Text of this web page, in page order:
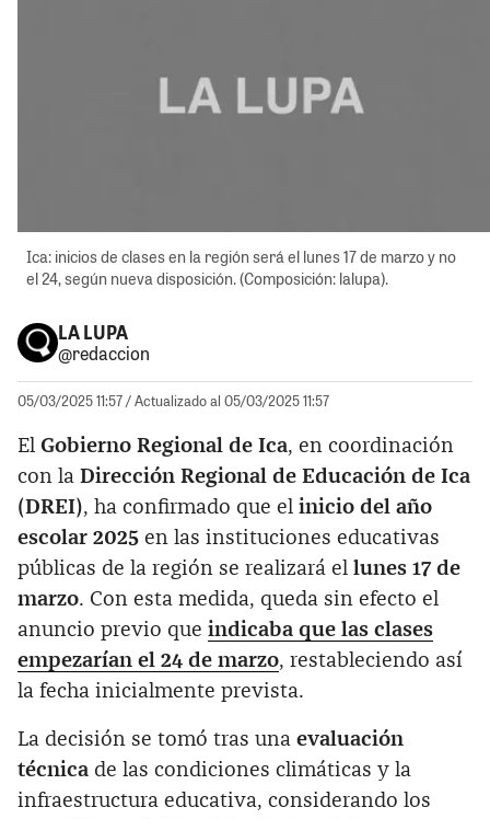
Ica: inicios de clases en la región será el lunes 17 de marzo y no
el 24, según nueva disposición. (Composición: lalupa).
LA LUPA
@redaccion
05/03/2025 11:57/ Actualizado al 05/03/2025 11:57
El Gobierno Regional de Ica, en coordinación
con la Dirección Regional de Educación de Ica
(DREI), ha confirmado que el inicio del año
escolar 2025 en las instituciones educativas
públicas de la región se realizará el lunes 17 de
marzo. Con esta medida, queda sin efecto el
anuncio previo que indicaba que las clases
empezarían el 24 de marzo, restableciendo así
la fecha inicialmente prevista.
La decisión se tomó tras una evaluación
técnica de las condiciones climáticas y la
infraestructura educativa, considerando los